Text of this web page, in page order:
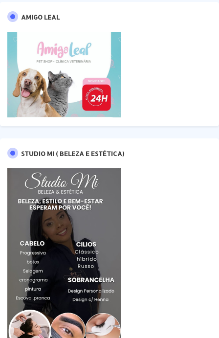
AMIGO LEAL
STUDIO MI ( BELEZA E ESTÉTICA)